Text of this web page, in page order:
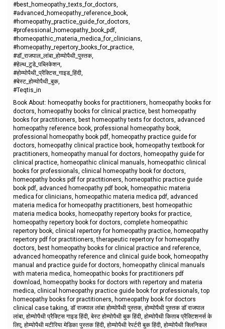
#best_homeopathy_texts_for_doctors,
#advanced_homeopathy_reference_book,
#homeopathy_practice_guide_for_doctors,
#professional_homeopathy_book_pdf,
#homeopathic_materia_medica_for_clinicians,
#homeopathy_repertory_books_for_practice,
#डॉ_राजपाल_लांबा_होम्योपैथी_पुस्तक,
#हेल्थ_टुडे_पब्लिकेशन,
#होम्योपैथी_प्रैक्टिस_गाइड_हिंदी,
#बेस्ट_होम्योपैथी_बुक,
#Teqtis_in
Book About: homeopathy books for practitioners, homeopathy books for
doctors, homeopathy books for clinical practice, best homeopathy
books for practitioners, best homeopathy texts for doctors, advanced
homeopathy reference book, professional homeopathy book,
professional homeopathy book pdf, homeopathy practice guide for
doctors, homeopathy clinical practice book, homeopathy textbook for
practitioners, homeopathy manual for doctors, homeopathy guide for
clinical practice, homeopathic clinical manuals, homeopathic clinical
books for professionals, clinical homeopathy book for doctors,
homeopathy books pdf for practitioners, homeopathic practice guide
book pdf, advanced homeopathy pdf book, homeopathic materia
medica for clinicians, homeopathic materia medica pdf, advanced
materia medica for homeopathy practitioners, best homeopathic
materia medica books, homeopathy repertory books for practice,
homeopathy repertory book for doctors, complete homeopathic
repertory book, clinical repertory for homeopathy practice, homeopathy
repertory pdf for practitioners, therapeutic repertory for homeopathy
doctors, best homeopathy books for clinical practice and reference,
advanced homeopathy reference and clinical guide book, homeopathy
manual and practice guide for doctors, homeopathy clinical manuals
with materia medica, homeopathic books for practitioners pdf
download, homeopathy books for doctors with repertory and materia
medica, clinical homeopathy practice guide book for professionals, top
homeopathy books for practitioners, homeopathy book for doctors
clinical case taking, डॉ राजपाल लांबा होम्योपैथी पुस्तक, होम्योपैथी पुस्तक डॉ राजपाल
लांबा, होम्योपैथी प्रैक्टिस गाइड हिंदी, बेस्ट होम्योपैथी बुक हिंदी, होम्योपैथी किताब प्रैक्टिशनर्स के
लिए, होम्योपैथी मटीरिया मेडिका पुस्तक हिंदी, होम्योपैथी रेपर्टरी बुक हिंदी, होम्योपैथी क्लिनिकल